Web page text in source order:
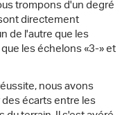
trompons d'un degré
directement
de l'autre que les
les échelons «3-» et
nous avons
écarts entre les